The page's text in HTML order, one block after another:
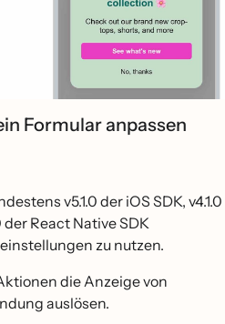
Formular anpassen
v5.1.0 der iOS SDK, v4.1.0
der React Native SDK
zu nutzen.
die Anzeige von
auslösen.